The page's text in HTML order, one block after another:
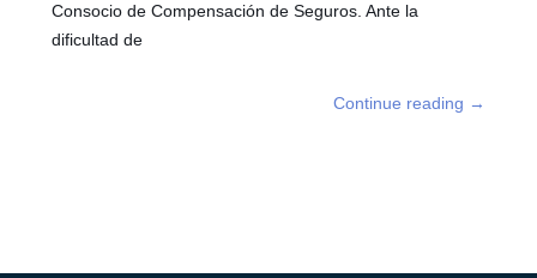
Consocio de Compensación de Seguros. Ante la
dificultad de
Continue reading →